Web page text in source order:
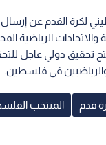
لكرة القدم عن
والاتحادات الرياضية
تحقيق دولي عاجل
في فلسطين.
قدم المنتخب